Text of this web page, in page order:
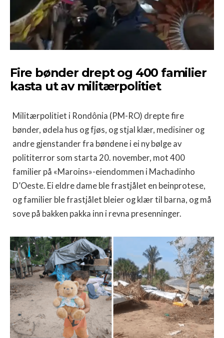
Fire bønder drept og 400 familier
kasta ut av militærpolitiet
Militærpolitiet i Rondônia (PM-RO) drepte fire
bønder, ødela hus og fjøs, og stjal klær, medisiner og
andre gjenstander fra bøndene i ei ny bølge av
polititerror som starta 20. november, mot 400
familier på «Maroins»-eiendommen i Machadinho
D’Oeste. Ei eldre dame ble frastjålet en beinprotese,
og familier ble frastjålet bleier og klær til barna, og må
sove på bakken pakka inn i revna presenninger.